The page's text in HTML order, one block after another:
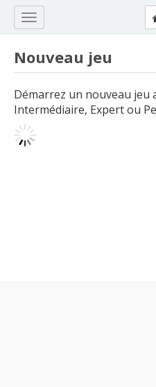
Nouveau jeu
Démarrez un nouveau jeu
Intermédiaire, Expert ou